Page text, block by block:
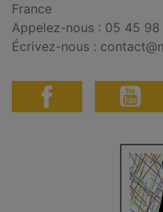
France
Appelez-nous : 05 45
Écrivez-nous :